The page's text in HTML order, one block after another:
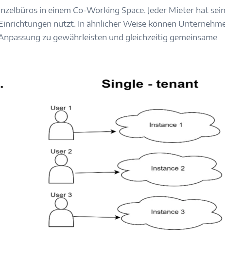
in einem Co-Working Space. Jeder Mieter hat
nutzt. In ähnlicher Weise können
zu gewährleisten und gleichzeitig gemeinsame